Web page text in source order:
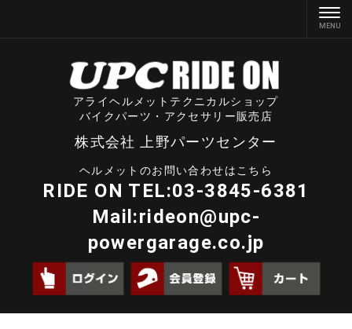
アライヘルメットテクニカルショップ
バイクパーツ・アクセサリー販売店
株式会社 上野パーツセンター
ヘルメットのお問い合わせはこちら
RIDE ON TEL:03-3845-6381
Mail:rideon@upc-
powergarage.co.jp